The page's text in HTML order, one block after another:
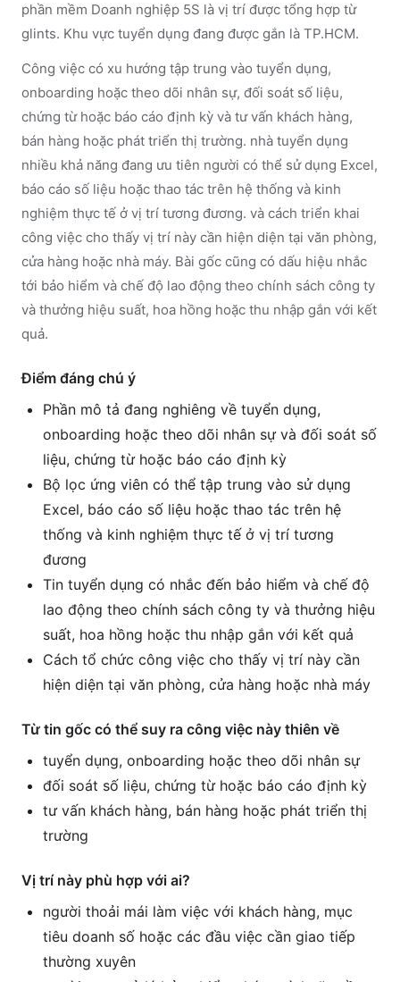
phần mềm Doanh nghiệp 5S là vị trí được tổng hợp từ
glints. Khu vực tuyển dụng đang được gắn là TP.HCM.
Công việc có xu hướng tập trung vào tuyển dụng,
onboarding hoặc theo dõi nhân sự, đối soát số liệu,
chứng từ hoặc báo cáo định kỳ và tư vấn khách hàng,
bán hàng hoặc phát triển thị trường. nhà tuyển dụng
nhiều khả năng đang ưu tiên người có thể sử dụng Excel,
báo cáo số liệu hoặc thao tác trên hệ thống và kinh
nghiệm thực tế ở vị trí tương đương. và cách triển khai
công việc cho thấy vị trí này cần hiện diện tại văn phòng,
cửa hàng hoặc nhà máy. Bài gốc cũng có dấu hiệu nhắc
tới bảo hiểm và chế độ lao động theo chính sách công ty
và thưởng hiệu suất, hoa hồng hoặc thu nhập gắn với kết
quả.
Điểm đáng chú ý
Phần mô tả đang nghiêng về tuyển dụng,
onboarding hoặc theo dõi nhân sự và đối soát số
liệu, chứng từ hoặc báo cáo định kỳ
Bộ lọc ứng viên có thể tập trung vào sử dụng
Excel, báo cáo số liệu hoặc thao tác trên hệ
thống và kinh nghiệm thực tế ở vị trí tương
đương
Tin tuyển dụng có nhắc đến bảo hiểm và chế độ
lao động theo chính sách công ty và thưởng hiệu
suất, hoa hồng hoặc thu nhập gắn với kết quả
Cách tổ chức công việc cho thấy vị trí này cần
hiện diện tại văn phòng, cửa hàng hoặc nhà máy
Từ tin gốc có thể suy ra công việc này thiên về
tuyển dụng, onboarding hoặc theo dõi nhân sự
đối soát số liệu, chứng từ hoặc báo cáo định kỳ
tư vấn khách hàng, bán hàng hoặc phát triển thị
trường
Vị trí này phù hợp với ai?
người thoải mái làm việc với khách hàng, mục
tiêu doanh số hoặc các đầu việc cần giao tiếp
thường xuyên